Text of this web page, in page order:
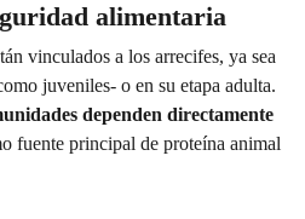
alimentaria
vinculados a los arrecifes, ya sea
juveniles- o en su etapa adulta.
dependen directamente
fuente principal de proteína animal